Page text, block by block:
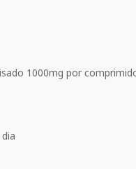
1000mg por